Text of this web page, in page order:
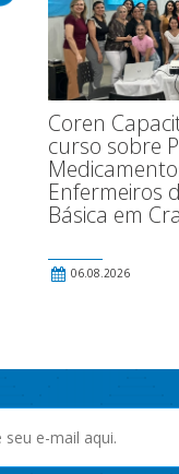
Coren
curso sobre
Enfermeiros
Básica em
06.08.2026